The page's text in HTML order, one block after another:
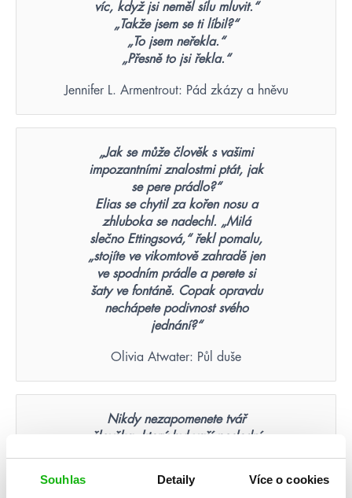
Souhlas Detaily Více o cookies
víc, když jsi neměl sílu mluvit.“
„Takže jsem se ti líbil?“
„To jsem neřekla.“
„Přesně to jsi řekla.“
Jennifer L. Armentrout: Pád zkázy a hněvu
„Jak se může člověk s vašimi
impozantními znalostmi ptát, jak
se pere prádlo?“
Elias se chytil za kořen nosu a
zhluboka se nadechl. „Milá
slečno Ettingsová,“ řekl pomalu,
„stojíte ve vikomtově zahradě jen
ve spodním prádle a perete si
šaty ve fontáně. Copak opravdu
nechápete podivnost svého
jednání?“
Olivia Atwater: Půl duše
Nikdy nezapomenete tvář
člověka, který byl vaší poslední
Suzanne Collins: Hunger Games – Aréna smrti